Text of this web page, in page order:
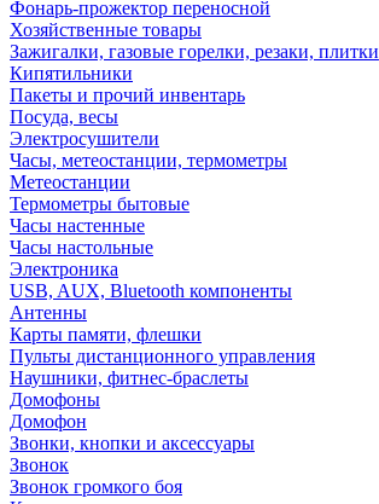
Фонарь-прожектор переносной
Хозяйственные товары
Зажигалки, газовые горелки, резаки, плитки
Кипятильники
Пакеты и прочий инвентарь
Посуда, весы
Электросушители
Часы, метеостанции, термометры
Метеостанции
Термометры бытовые
Часы настенные
Часы настольные
Электроника
USB, AUX, Bluetooth компоненты
Антенны
Карты памяти, флешки
Пульты дистанционного управления
Наушники, фитнес-браслеты
Домофоны
Домофон
Звонки, кнопки и аксессуары
Звонок
Звонок громкого боя